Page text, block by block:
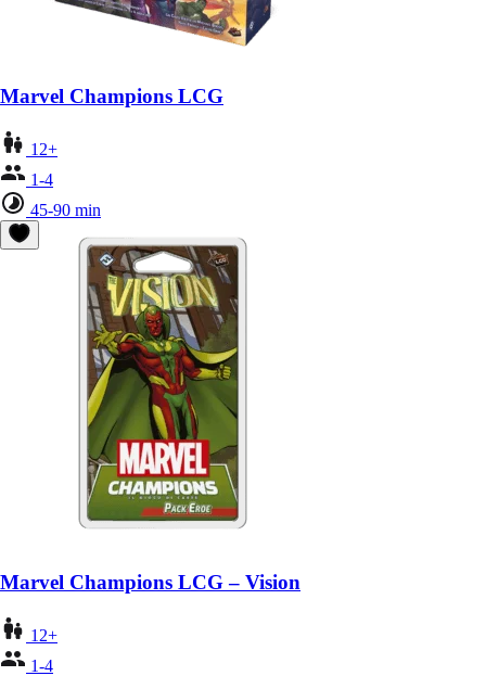
Marvel Champions LCG
12+
1-4
45-90 min
Marvel Champions LCG – Vision
12+
1-4